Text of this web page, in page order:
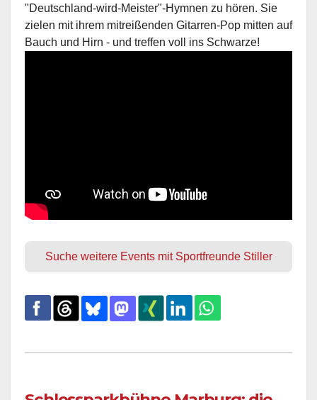
"Deutschland-wird-Meister"-Hymnen zu hören. Sie
zielen mit ihrem mitreißenden Gitarren-Pop mitten auf
Bauch und Hirn - und treffen voll ins Schwarze!
Suche weitere Events mit Sportfreunde Stiller